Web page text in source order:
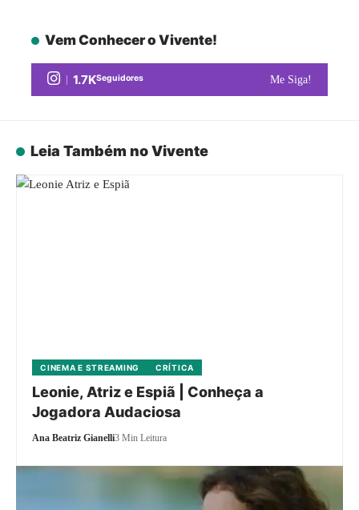
Vem Conhecer o Vivente!
1.7KSeguidores Me Siga!
Leia Também no Vivente
CINEMA E STREAMING CRÍTICA
Leonie, Atriz e Espiã | Conheça a
Jogadora Audaciosa
Ana Beatriz Gianelli3 Min Leitura